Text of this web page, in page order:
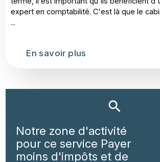
expert en comptabilité. C'est là que le
...
En savoir plus
Notre zone d'activité
pour ce service Payer
moins d'impôts et de